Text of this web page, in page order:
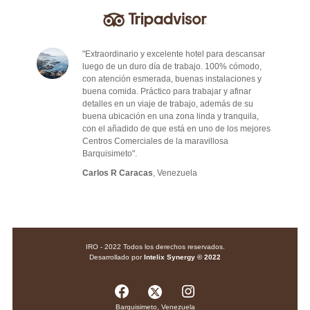
"Extraordinario y excelente hotel para descansar
luego de un duro día de trabajo. 100% cómodo,
con atención esmerada, buenas instalaciones y
buena comida. Práctico para trabajar y afinar
detalles en un viaje de trabajo, además de su
buena ubicación en una zona linda y tranquila,
con el añadido de que está en uno de los mejores
Centros Comerciales de la maravillosa
Barquisimeto".
Carlos R Caracas , Venezuela
IRO - 2022 Todos los derechos reservados.
Desarrollado porIntelix Synergy © 2022
Facebook
Barquisimeto, Venezuela